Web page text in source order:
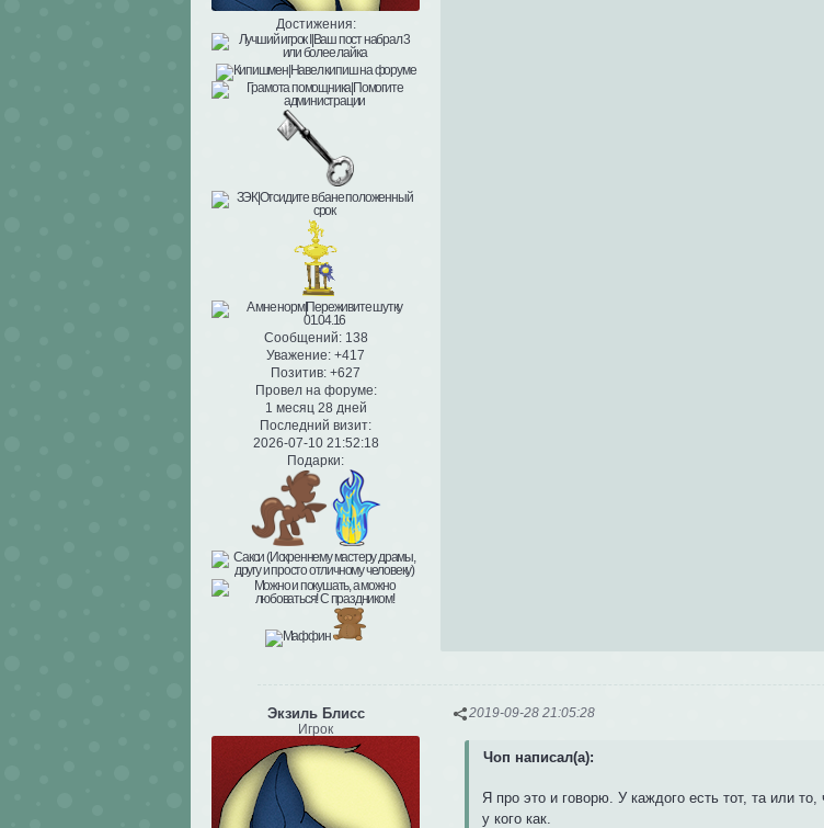
Достижения:
Сообщений:138
Уважение: +417
Позитив: +627
Провел на форуме:
1 месяц 28 дней
Последний визит:
2026-07-10 21:52:18
Подарки:
2019-09-28 21:05:28
Экзиль Блисс
Игрок
Чоп написал(а):
Я про это и говорю. У каждого есть тот, та или
у кого как.